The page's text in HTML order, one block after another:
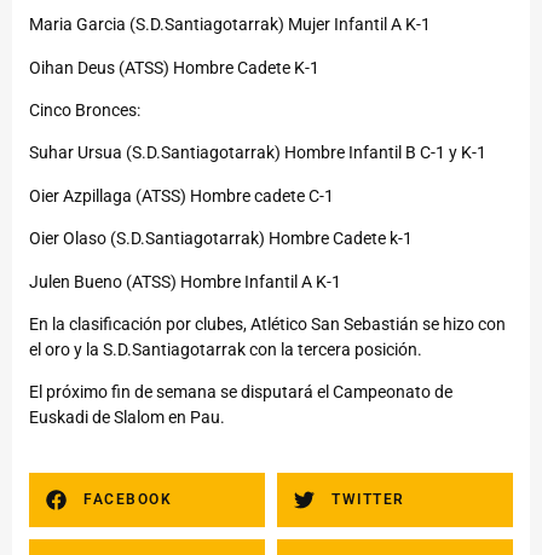
Maria Garcia (S.D.Santiagotarrak) Mujer Infantil A K-1
Oihan Deus (ATSS) Hombre Cadete K-1
Cinco Bronces:
Suhar Ursua (S.D.Santiagotarrak) Hombre Infantil B C-1 y K-1
Oier Azpillaga (ATSS) Hombre cadete C-1
Oier Olaso (S.D.Santiagotarrak) Hombre Cadete k-1
Julen Bueno (ATSS) Hombre Infantil A K-1
En la clasificación por clubes, Atlético San Sebastián se hizo con
el oro y la S.D.Santiagotarrak con la tercera posición.
El próximo fin de semana se disputará el Campeonato de
Euskadi de Slalom en Pau.
FACEBOOK TWITTER